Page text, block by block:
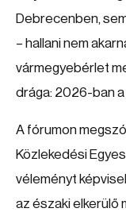
Debrecenben,
– hallani nem
vármegyebérlet
drága: 2026-ban
A fórumon
Közlekedési
véleményt
az északi elkerülő